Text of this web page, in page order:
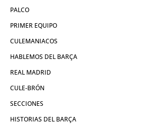
PALCO
PRIMER EQUIPO
CULEMANIACOS
HABLEMOS DEL BARÇA
REAL MADRID
CULE-BRÓN
SECCIONES
HISTORIAS DEL BARÇA